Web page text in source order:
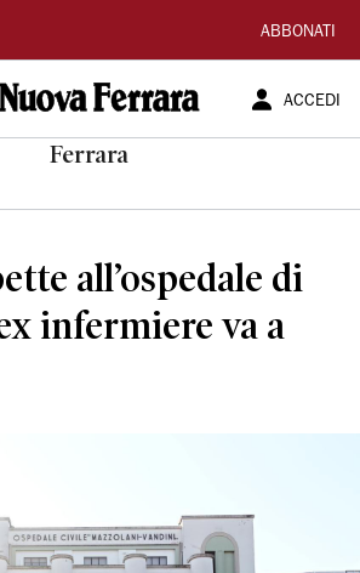
ABBONATI
ACCEDI
Ferrara
all’ospedale di
infermiere va a